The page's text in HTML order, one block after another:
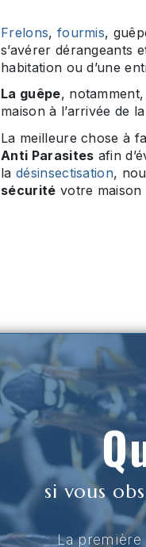
Frelons, fourmis,
s’avérer dérangeants
habitation ou d’une
La guêpe, notamment,
maison à l’arrivée de
La meilleure chose à
Anti Parasites afin
la désinsectisation,
sécurité votre maison
si vous
La